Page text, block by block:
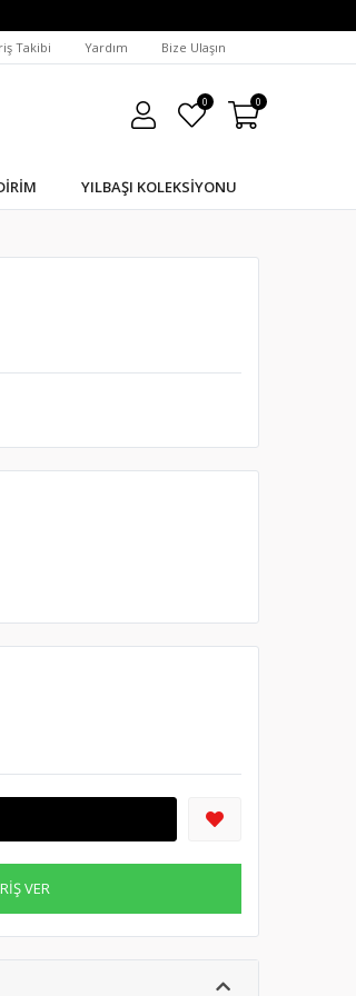
Takibi Yardım Bize Ulaşın
0 0
YILBAŞI KOLEKSIYONU
VER